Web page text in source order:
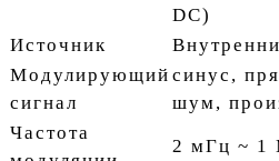
DC)
Источник
Модулирующий
сигнал
синус,
шум,
Частота
2 мГц ~ 1